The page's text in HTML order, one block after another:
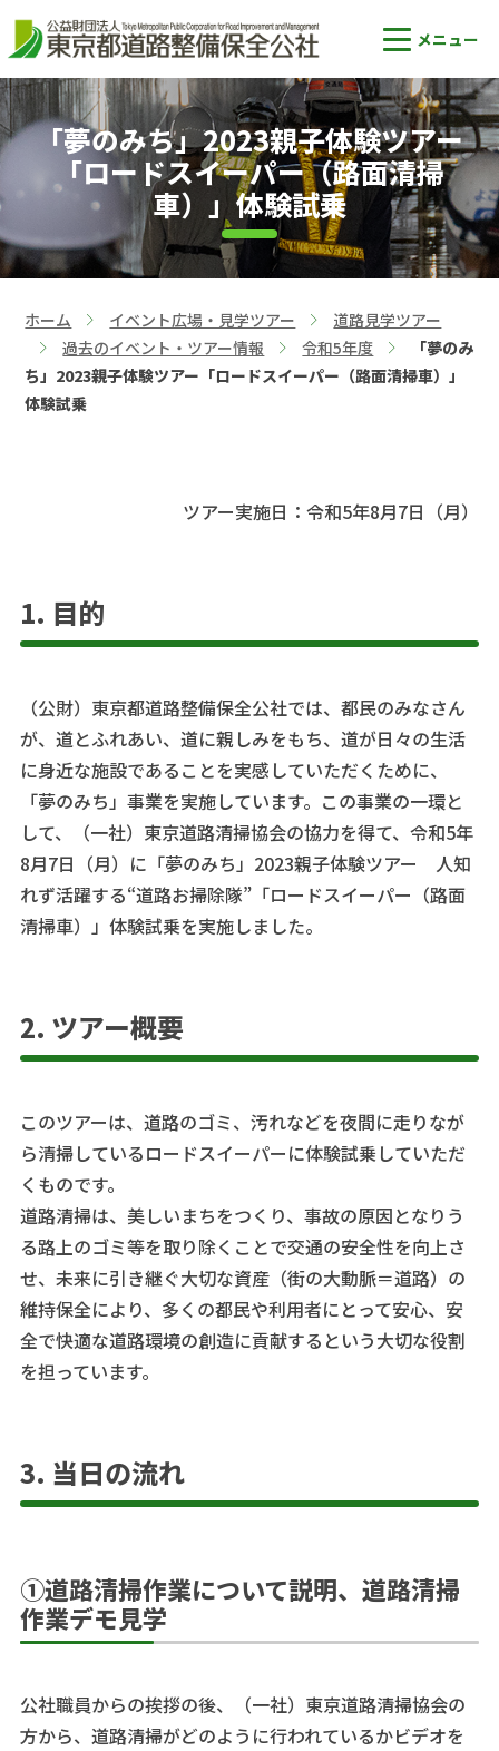
「夢のみち」2023親子体験ツアー
「ロードスイーパー（路面清掃
車）」体験試乗
ホーム
>
イベント広場・見学ツアー
>
道路見学ツアー
>
過去のイベント・ツアー情報
>
令和5年度
>
「夢のみ
ち」2023親子体験ツアー「ロードスイーパー（路面清掃車）」
体験試乗
ツアー実施日：令和5年8月7日（月）
1. 目的
（公財）東京都道路整備保全公社では、都民のみなさん
が、道とふれあい、道に親しみをもち、道が日々の生活
に身近な施設であることを実感していただくために、
「夢のみち」事業を実施しています。この事業の一環と
して、（一社）東京道路清掃協会の協力を得て、令和5年
8月7日（月）に「夢のみち」2023親子体験ツアー 人知
れず活躍する“道路お掃除隊”「ロードスイーパー（路面
清掃車）」体験試乗を実施しました。
2. ツアー概要
このツアーは、道路のゴミ、汚れなどを夜間に走りなが
ら清掃しているロードスイーパーに体験試乗していただ
くものです。
道路清掃は、美しいまちをつくり、事故の原因となりう
る路上のゴミ等を取り除くことで交通の安全性を向上さ
せ、未来に引き継ぐ大切な資産（街の大動脈＝道路）の
維持保全により、多くの都民や利用者にとって安心、安
全で快適な道路環境の創造に貢献するという大切な役割
を担っています。
3. 当日の流れ
①道路清掃作業について説明、道路清掃
作業デモ見学
公社職員からの挨拶の後、（一社）東京道路清掃協会の
方から、道路清掃がどのように行われているかビデオを